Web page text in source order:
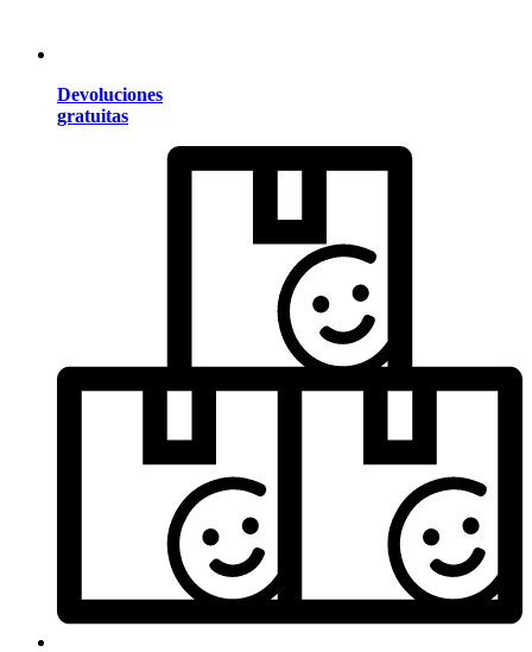
Devoluciones
gratuitas